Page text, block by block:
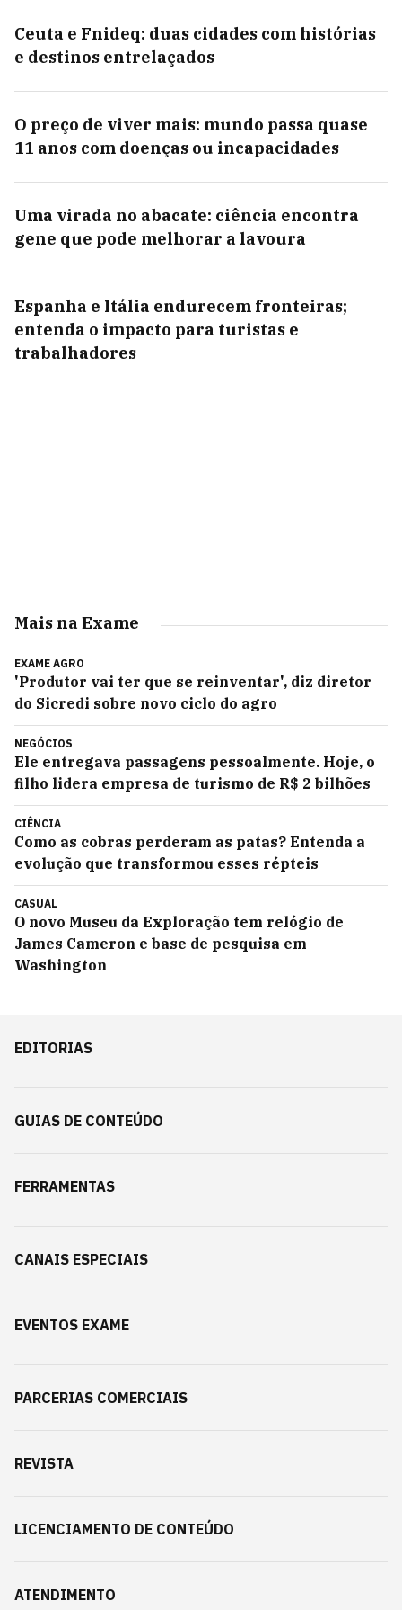
Ceuta e Fnideq: duas cidades com histórias
e destinos entrelaçados
O preço de viver mais: mundo passa quase
11 anos com doenças ou incapacidades
Uma virada no abacate: ciência encontra
gene que pode melhorar a lavoura
Espanha e Itália endurecem fronteiras;
entenda o impacto para turistas e
trabalhadores
Mais na Exame
EXAME AGRO
'Produtor vai ter que se reinventar', diz diretor
do Sicredi sobre novo ciclo do agro
NEGÓCIOS
Ele entregava passagens pessoalmente. Hoje, o
filho lidera empresa de turismo de R$ 2 bilhões
CIÊNCIA
Como as cobras perderam as patas? Entenda a
evolução que transformou esses répteis
CASUAL
O novo Museu da Exploração tem relógio de
James Cameron e base de pesquisa em
Washington
EDITORIAS
GUIAS DE CONTEÚDO
FERRAMENTAS
CANAIS ESPECIAIS
EVENTOS EXAME
PARCERIAS COMERCIAIS
REVISTA
LICENCIAMENTO DE CONTEÚDO
ATENDIMENTO